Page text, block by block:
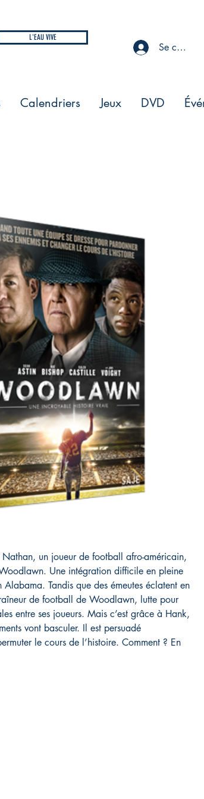
L'EAU VIVE
Se
Calendriers Jeux DVD
Nathan, un joueur de football afro-américain,
Une intégration difficile en pleine
Tandis que des émeutes éclatent en
de football de Woodlawn, lutte pour
entre ses joueurs. Mais c’est grâce à Hank,
vont basculer. Il est persuadé
le cours de l’histoire. Comment ? En